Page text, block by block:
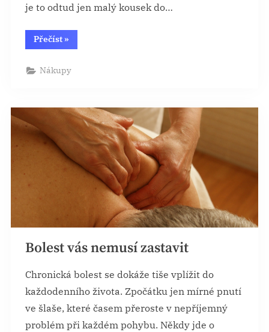
je to odtud jen malý kousek do…
Přečíst“Držák
na
cyklistiku
»
Nákupy
Bolest vás nemusí zastavit
Chronická bolest se dokáže tiše vplížit do
každodenního života. Zpočátku jen mírné pnutí
ve šlaše, které časem přeroste v nepříjemný
problém při každém pohybu. Někdy jde o